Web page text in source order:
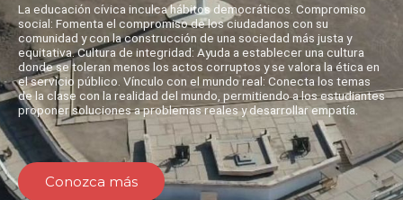
La educación cívica inculca hábitos democráticos. Compromiso
social: Fomenta el compromiso de los ciudadanos con su
comunidad y con la construcción de una sociedad más justa y
equitativa. Cultura de integridad: Ayuda a establecer una cultura
donde se toleran menos los actos corruptos y se valora la ética en
el servicio público. Vínculo con el mundo real: Conecta los temas
de la clase con la realidad del mundo, permitiendo a los estudiantes
proponer soluciones a problemas reales y desarrollar empatía.
Conozca más